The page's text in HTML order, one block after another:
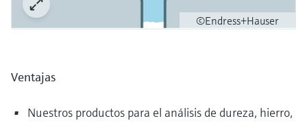
©Endress+Hauser
Ventajas
Nuestros productos para el análisis de dureza, hierro,